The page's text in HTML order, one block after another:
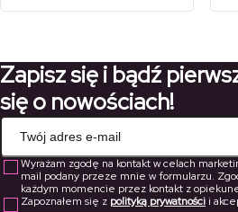
33,80 zł
cen:
204,75 zł
Zapisz się i bądź
się o nowościach!
Wyrażam zgodę na kontakt w celach
mail podany przeze mnie w formularzu.
każdym momencie przez kontakt z
Zapoznałem się z polityką prywatnościi